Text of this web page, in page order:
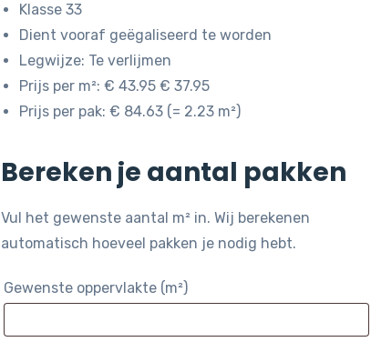
Klasse 33
Dient vooraf geëgaliseerd te worden
Legwijze: Te verlijmen
Prijs per m²: € 43.95 € 37.95
Prijs per pak: € 84.63 (= 2.23 m²)
Bereken je aantal pakken
Vul het gewenste aantal m² in. Wij berekenen
automatisch hoeveel pakken je nodig hebt.
Gewenste oppervlakte (m²)